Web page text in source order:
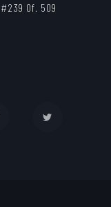
Of. 509